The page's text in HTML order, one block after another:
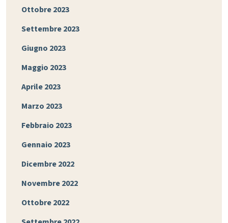
Ottobre 2023
Settembre 2023
Giugno 2023
Maggio 2023
Aprile 2023
Marzo 2023
Febbraio 2023
Gennaio 2023
Dicembre 2022
Novembre 2022
Ottobre 2022